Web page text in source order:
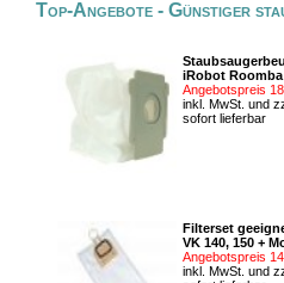
Top-Angebote - Günstiger
iRobot Roomba
Angebotspreis
inkl. MwSt. und
sofort lieferbar
Filterset
VK 140, 150 +
Angebotspreis
inkl. MwSt. und